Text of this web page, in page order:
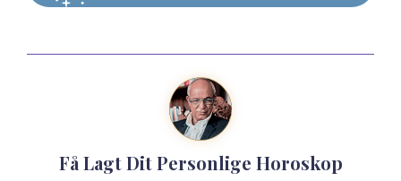
Få Lagt Dit Personlige Horoskop